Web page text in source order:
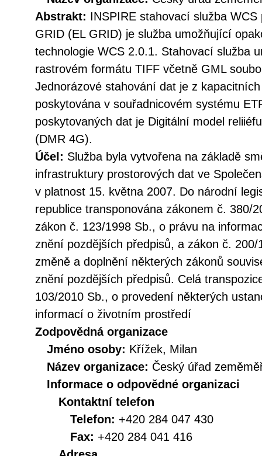
Abstrakt: INSPIRE stahovací služba
GRID (EL GRID) je služba umožňující
technologie WCS 2.0.1. Stahovací služba
rastrovém formátu TIFF včetně GML
Jednorázové stahování dat je z
poskytována v souřadnicovém systému
poskytovaných dat je Digitální model
(DMR 4G).
Účel: Služba byla vytvořena na základě
infrastruktury prostorových dat ve
v platnost 15. května 2007. Do národní
republice transponována zákonem č. 380/
zákon č. 123/1998 Sb., o právu na
znění pozdějších předpisů, a zákon č.
změně a doplnění některých zákonů
znění pozdějších předpisů. Celá
103/2010 Sb., o provedení některých
informací o životním prostředí
Zodpovědná organizace
Jméno osoby: Křížek, Milan
Název organizace: Český úřad
Informace o odpovědné organizaci
Kontaktní telefon
Telefon: +420 284 047 430
Fax: +420 284 041 416